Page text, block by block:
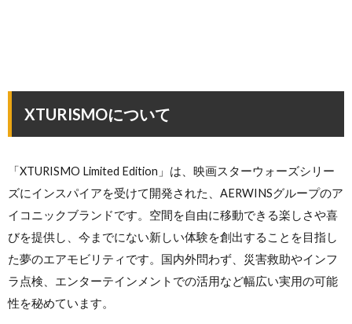
XTURISMOについて
「XTURISMO Limited Edition」は、映画スターウォーズシリー
ズにインスパイアを受けて開発された、AERWINSグループのア
イコニックブランドです。空間を自由に移動できる楽しさや喜
びを提供し、今までにない新しい体験を創出することを目指し
た夢のエアモビリティです。国内外問わず、災害救助やインフ
ラ点検、エンターテインメントでの活用など幅広い実用の可能
性を秘めています。